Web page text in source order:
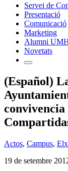
Servei de
Presentació
Comunicació
Marketing
Alumni
Novetats
(Español)
Actos, Campus, Elx
19 de setembre